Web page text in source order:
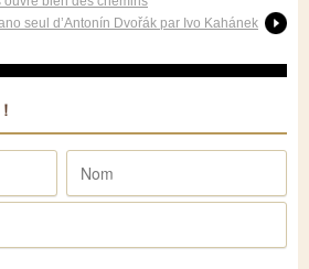
seul d’Antonín Dvořák par Ivo Kahánek
!